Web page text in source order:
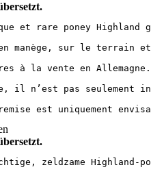
et rare poney
manège, sur le terrain
à la vente en
il n’est pas
est uniquement
zeldzame